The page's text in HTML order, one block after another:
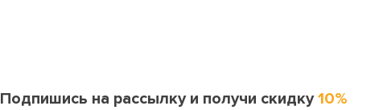
Подпишись на рассылку и получи скидку10%